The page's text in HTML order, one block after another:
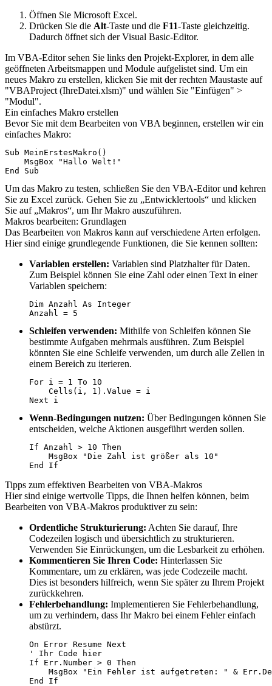
Öffnen Sie Microsoft Excel.
Drücken Sie die Alt-Taste und die F11-Taste gleichzeitig.
Dadurch öffnet sich der Visual Basic-Editor.
Im VBA-Editor sehen Sie links den Projekt-Explorer, in dem alle
geöffneten Arbeitsmappen und Module aufgelistet sind. Um ein
neues Makro zu erstellen, klicken Sie mit der rechten Maustaste auf
"VBAProject (IhreDatei.xlsm)" und wählen Sie "Einfügen" >
"Modul".
Ein einfaches Makro erstellen
Bevor Sie mit dem Bearbeiten von VBA beginnen, erstellen wir ein
einfaches Makro:
Sub MeinErstesMakro()
    MsgBox "Hallo Welt!"
End Sub
Um das Makro zu testen, schließen Sie den VBA-Editor und kehren
Sie zu Excel zurück. Gehen Sie zu „Entwicklertools“ und klicken
Sie auf „Makros“, um Ihr Makro auszuführen.
Makros bearbeiten: Grundlagen
Das Bearbeiten von Makros kann auf verschiedene Arten erfolgen.
Hier sind einige grundlegende Funktionen, die Sie kennen sollten:
Variablen erstellen: Variablen sind Platzhalter für Daten.
Zum Beispiel können Sie eine Zahl oder einen Text in einer
Variablen speichern:
Dim Anzahl As Integer
Anzahl = 5
Schleifen verwenden: Mithilfe von Schleifen können Sie
bestimmte Aufgaben mehrmals ausführen. Zum Beispiel
könnten Sie eine Schleife verwenden, um durch alle Zellen in
einem Bereich zu iterieren.
For i = 1 To 10
    Cells(i, 1).Value = i
Next i
Wenn-Bedingungen nutzen: Über Bedingungen können Sie
entscheiden, welche Aktionen ausgeführt werden sollen.
If Anzahl > 10 Then
    MsgBox "Die Zahl ist größer als 10"
End If
Tipps zum effektiven Bearbeiten von VBA-Makros
Hier sind einige wertvolle Tipps, die Ihnen helfen können, beim
Bearbeiten von VBA-Makros produktiver zu sein:
Ordentliche Strukturierung: Achten Sie darauf, Ihre
Codezeilen logisch und übersichtlich zu strukturieren.
Verwenden Sie Einrückungen, um die Lesbarkeit zu erhöhen.
Kommentieren Sie Ihren Code: Hinterlassen Sie
Kommentare, um zu erklären, was jede Codezeile macht.
Dies ist besonders hilfreich, wenn Sie später zu Ihrem Projekt
zurückkehren.
Fehlerbehandlung: Implementieren Sie Fehlerbehandlung,
um zu verhindern, dass Ihr Makro bei einem Fehler einfach
abstürzt.
On Error Resume Next
' Ihr Code hier
If Err.Number > 0 Then
MsgBox "Ein Fehler ist aufgetreten: " &
End If